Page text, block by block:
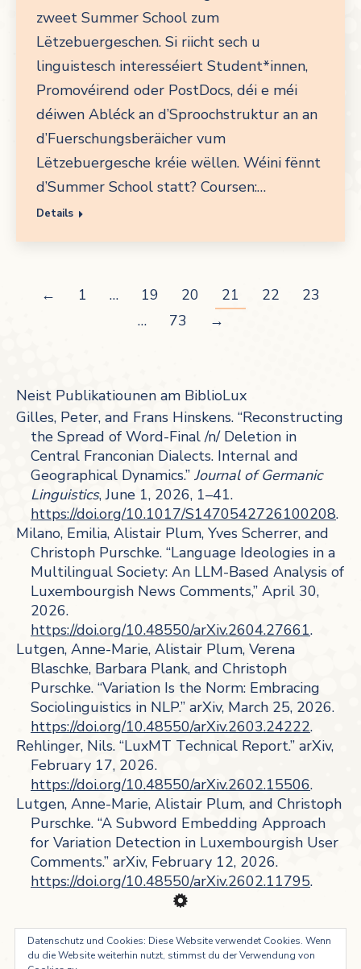
zweet Summer School zum
Lëtzebuergeschen. Si riicht sech u
linguistesch interesséiert Student*innen,
Promovéirend oder PostDocs, déi e méi
déiwen Abléck an d’Sproochstruktur an an
d’Fuerschungsberäicher vum
Lëtzebuergesche kréie wëllen. Wéini fënnt
d’Summer School statt? Coursen:…
Details
← 1 … 19 20 21 22
23
…
73 →
Neist Publikatiounen am BiblioLux
Gilles, Peter, and Frans Hinskens. “Reconstructing
the Spread of Word-Final /n/ Deletion in
Central Franconian Dialects. Internal and
Geographical Dynamics.” Journal of Germanic
Linguistics, June 1, 2026, 1–41.
https://doi.org/10.1017/S1470542726100208.
Milano, Emilia, Alistair Plum, Yves Scherrer, and
Christoph Purschke. “Language Ideologies in a
Multilingual Society: An LLM-Based Analysis of
Luxembourgish News Comments,” April 30,
2026.
https://doi.org/10.48550/arXiv.2604.27661.
Lutgen, Anne-Marie, Alistair Plum, Verena
Blaschke, Barbara Plank, and Christoph
Purschke. “Variation Is the Norm: Embracing
Sociolinguistics in NLP.” arXiv, March 25, 2026.
https://doi.org/10.48550/arXiv.2603.24222.
Rehlinger, Nils. “LuxMT Technical Report.” arXiv,
February 17, 2026.
https://doi.org/10.48550/arXiv.2602.15506.
Lutgen, Anne-Marie, Alistair Plum, and Christoph
Purschke. “A Subword Embedding Approach
for Variation Detection in Luxembourgish User
Comments.” arXiv, February 12, 2026.
https://doi.org/10.48550/arXiv.2602.11795.
Datenschutz und Cookies: Diese Website verwendet Cookies. Wenn
du die Website weiterhin nutzt, stimmst du der Verwendung von